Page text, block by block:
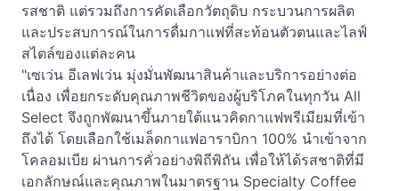
รสชาติ แต่รวมถึงการคัดเลือกวัตถุดิบ กระบวนการผลิต
และประสบการณ์ในการดื่มกาแฟที่สะท้อนตัวตนและไลฟ์
สไตล์ของแต่ละคน
"เซเว่น อีเลฟเว่น มุ่งมั่นพัฒนาสินค้าและบริการอย่างต่อ
เนื่อง เพื่อยกระดับคุณภาพชีวิตของผู้บริโภคในทุกวัน All
Select จึงถูกพัฒนาขึ้นภายใต้แนวคิดกาแฟพรีเมียมที่เข้า
ถึงได้ โดยเลือกใช้เมล็ดกาแฟอาราบิกา 100% นำเข้าจาก
โคลอมเบีย ผ่านการคั่วอย่างพิถีพิถัน เพื่อให้ได้รสชาติที่มี
เอกลักษณ์และคุณภาพในมาตรฐาน Specialty Coffee